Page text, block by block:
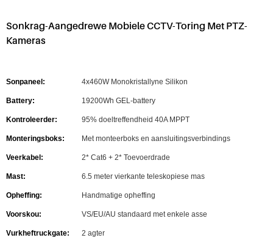
Sonkrag-Aangedrewe Mobiele CCTV-Toring Met PTZ-
Kameras
Sonpaneel: 4x460W Monokristallyne Silikon
Battery: 19200Wh GEL-battery
Kontroleerder: 95% doeltreffendheid 40A MPPT
Monteringsboks: Met monteerboks en aansluitingsverbindings
Veerkabel: 2* Cat6 + 2* Toevoerdrade
Mast: 6.5 meter vierkante teleskopiese mas
Opheffing: Handmatige opheffing
Voorskou: VS/EU/AU standaard met enkele asse
Vurkheftruckgate: 2 agter